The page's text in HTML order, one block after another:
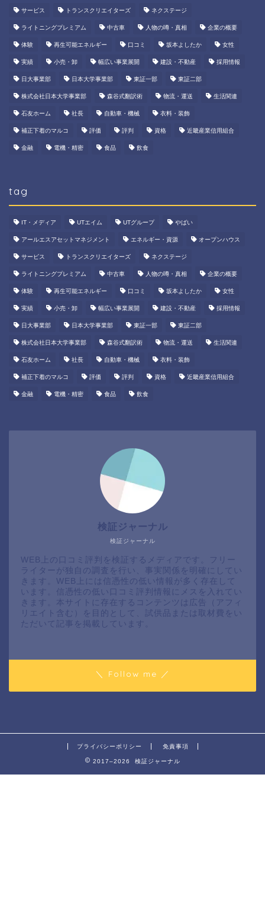
サービス トランスクリエイターズ ネクステージ
ライトニングプレミアム 中古車 人物の噂・真相 企業の概要
体験 再生可能エネルギー 口コミ 坂本よしたか 女性
実績 小売・卸 幅広い事業展開 建設・不動産 採用情報
日大事業部 日本大学事業部 東証一部 東証二部
株式会社日本大学事業部 森谷式翻訳術 物流・運送 生活関連
石友ホーム 社長 自動車・機械 衣料・装飾
補正下着のマルコ 評価 評判 資格 近畿産業信用組合
金融 電機・精密 食品 飲食
tag
IT・メディア UTエイム UTグループ やばい
アールエスアセットマネジメント エネルギー・資源 オープンハウス
サービス トランスクリエイターズ ネクステージ
ライトニングプレミアム 中古車 人物の噂・真相 企業の概要
体験 再生可能エネルギー 口コミ 坂本よしたか 女性
実績 小売・卸 幅広い事業展開 建設・不動産 採用情報
日大事業部 日本大学事業部 東証一部 東証二部
株式会社日本大学事業部 森谷式翻訳術 物流・運送 生活関連
石友ホーム 社長 自動車・機械 衣料・装飾
補正下着のマルコ 評価 評判 資格 近畿産業信用組合
金融 電機・精密 食品 飲食
検証ジャーナル
検証ジャーナル
WEB上の口コミ評判を検証するメディアです。フリー
ライターが独自の調査を行い、事実関係を明確にしてい
きます。WEB上には信憑性の低い情報が多く存在して
います。信憑性の低い口コミ評判情報にメスを入れてい
きます。本サイトに存在するコンテンツは広告（アフィ
リエイト含む）を目的として、試供品または取材費をい
ただいて記事を掲載しています。
＼ Follow me ／
プライバシーポリシー 免責事項
2017–2026 検証ジャーナル